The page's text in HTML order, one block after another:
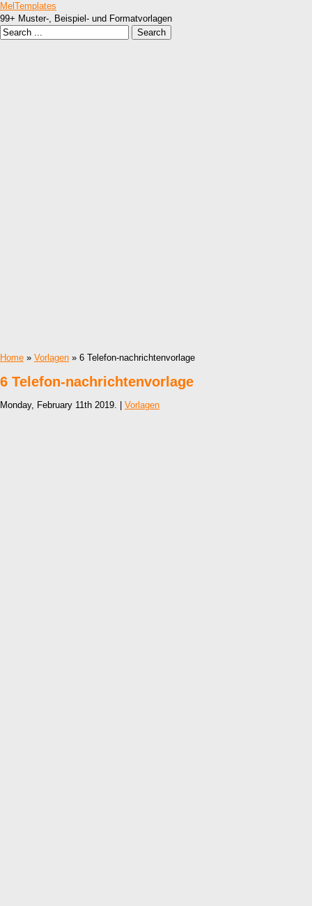
MelTemplates
99+ Muster-, Beispiel- und Formatvorlagen
Home » Vorlagen » 6 Telefon-nachrichtenvorlage
6 Telefon-nachrichtenvorlage
Monday, February 11th 2019. | Vorlagen